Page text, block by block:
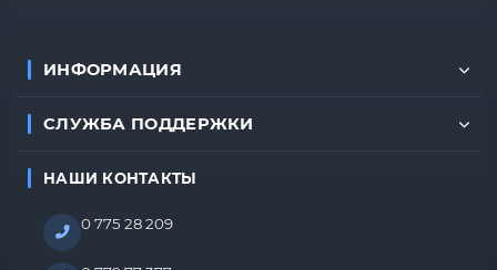
ИНФОРМАЦИЯ
СЛУЖБА ПОДДЕРЖКИ
НАШИ КОНТАКТЫ
0 775 28 209